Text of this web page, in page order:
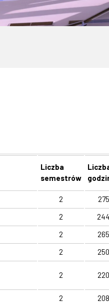
Liczba
semestrów
2
275
2
2
2
2
2